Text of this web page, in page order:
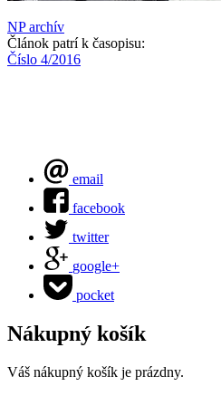
NP archív
Článok patrí k časopisu:
Číslo 4/2016
email
facebook
twitter
google+
pocket
Nákupný košík
Váš nákupný košík je prázdny.